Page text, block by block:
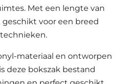
Met een lengte van
geschikt voor een breed
materiaal en ontworpen
deze bokszak bestand